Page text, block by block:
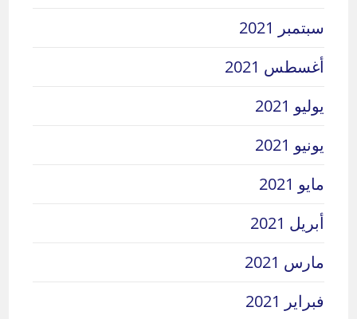
سبتمبر 2021
أغسطس 2021
يوليو 2021
يونيو 2021
مايو 2021
أبريل 2021
مارس 2021
فبراير 2021